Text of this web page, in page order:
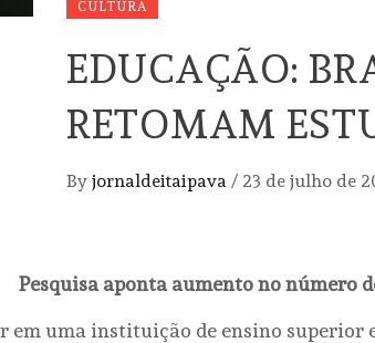
CULTURA
EDUCAÇÃO:
RETOMAM
By jornaldeitaipava / 23 de julho de
Pesquisa aponta aumento no número
em uma instituição de ensino superior